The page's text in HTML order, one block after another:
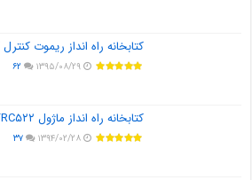
کتابخانه راه انداز ریموت
۱۳۹۵/۰۸/۲۹ ۶۲
کتابخانه راه انداز ماژول MFRC۵۲۲
۱۳۹۴/۰۲/۲۸ ۳۷